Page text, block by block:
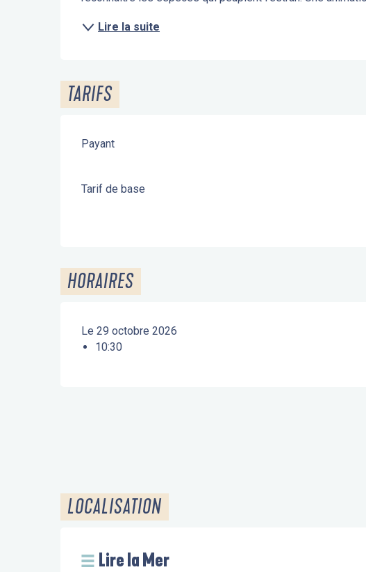
Lire la suite
TARIFS
Payant
Tarif de base
HORAIRES
Le 29 octobre 2026
10:30
LOCALISATION
Lire la Mer